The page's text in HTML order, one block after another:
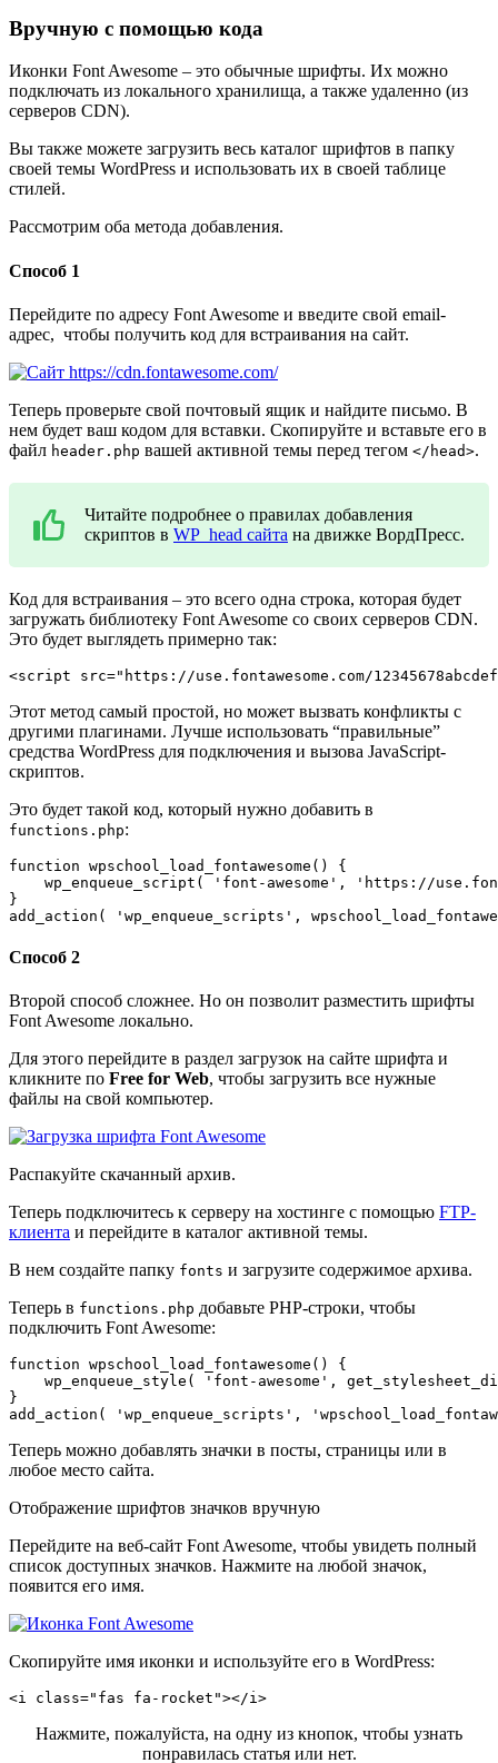
Вручную с помощью кода
Иконки Font Awesome – это обычные шрифты. Их можно
подключать из локального хранилища, а также удаленно (из
серверов CDN).
Вы также можете загрузить весь каталог шрифтов в папку
своей темы WordPress и использовать их в своей таблице
стилей.
Рассмотрим оба метода добавления.
Способ 1
Перейдите по адресу Font Awesome и введите свой email-
адрес, чтобы получить код для встраивания на сайт.
Теперь проверьте свой почтовый ящик и найдите письмо. В
нем будет ваш кодом для вставки. Скопируйте и вставьте его в
файл header.php вашей активной темы перед тегом </head>.
Читайте подробнее о правилах добавления
скриптов в WP_head сайта на движке ВордПресс.
Код для встраивания – это всего одна строка, которая будет
загружать библиотеку Font Awesome со своих серверов CDN.
Это будет выглядеть примерно так:
<script src="https://use.fontawesome.com/
Этот метод самый простой, но может вызвать конфликты с
другими плагинами. Лучше использовать “правильные”
средства WordPress для подключения и вызова JavaScript-
скриптов.
Это будет такой код, который нужно добавить в
functions.php:
function wpschool_load_fontawesome() {
wp_enqueue_script( 'font-awesome', 'https://
}
add_action( 'wp_enqueue_scripts',
Способ 2
Второй способ сложнее. Но он позволит разместить шрифты
Font Awesome локально.
Для этого перейдите в раздел загрузок на сайте шрифта и
кликните по Free for Web, чтобы загрузить все нужные
файлы на свой компьютер.
Распакуйте скачанный архив.
Теперь подключитесь к серверу на хостинге с помощью FTP-
клиента и перейдите в каталог активной темы.
В нем создайте папку fonts и загрузите содержимое архива.
Теперь в functions.php добавьте PHP-строки, чтобы
подключить Font Awesome:
function wpschool_load_fontawesome() {
wp_enqueue_style( 'font-awesome',
}
add_action( 'wp_enqueue_scripts',
Теперь можно добавлять значки в посты, страницы или в
любое место сайта.
Отображение шрифтов значков вручную
Перейдите на веб-сайт Font Awesome, чтобы увидеть полный
список доступных значков. Нажмите на любой значок,
появится его имя.
Скопируйте имя иконки и используйте его в WordPress:
<i class="fas fa-rocket"></i>
Нажмите, пожалуйста, на одну из кнопок, чтобы узнать
понравилась статья или нет.